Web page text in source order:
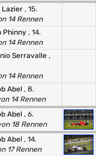
Lazier , 15.
14 Rennen
Phinny , 14.
14 Rennen
Serravalle ,
14 Rennen
Abel , 8.
14 Rennen
Abel , 6.
18 Rennen
Abel , 14.
17 Rennen